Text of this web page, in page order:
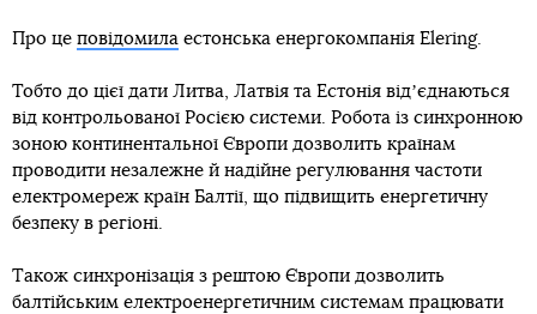
Про це повідомила естонська енергокомпанія Elering.
Тобто до цієї дати Литва, Латвія та Естонія відʼєднаються
від контрольованої Росією системи. Робота із синхронною
зоною континентальної Європи дозволить країнам
проводити незалежне й надійне регулювання частоти
електромереж країн Балтії, що підвищить енергетичну
безпеку в регіоні.
Також синхронізація з рештою Європи дозволить
балтійським електроенергетичним системам працювати